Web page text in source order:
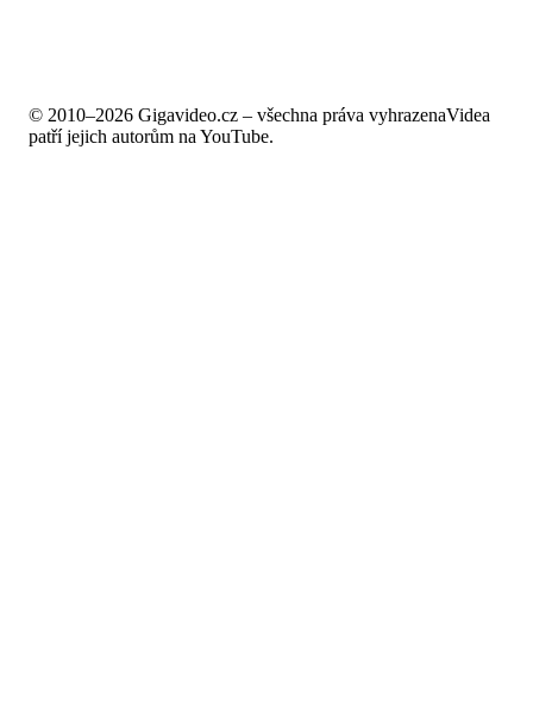
© 2010–2026 Gigavideo.cz – všechna práva vyhrazenaVidea
patří jejich autorům na YouTube.